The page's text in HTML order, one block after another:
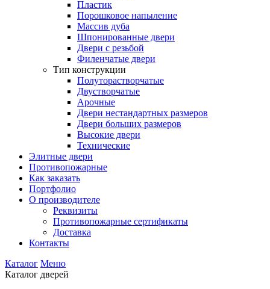
Пластик
Порошковое напыление
Массив дуба
Шпонированные двери
Двери с резьбой
Филенчатые двери
Тип конструкции
Полуторастворчатые
Двустворчатые
Арочные
Двери нестандартных размеров
Двери больших размеров
Высокие двери
Технические
Элитные двери
Противопожарные
Как заказать
Портфолио
О производителе
Реквизиты
Противопожарные сертификаты
Доставка
Контакты
Каталог Меню
Каталог дверей